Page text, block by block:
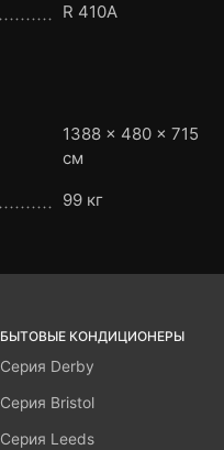
R 410A
1388 × 480 × 715
см
99 кг
БЫТОВЫЕ КОНДИЦИОНЕРЫ
Серия Derby
Серия Bristol
Серия Leeds